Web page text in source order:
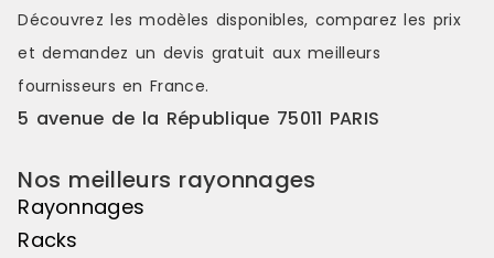
Découvrez les modèles disponibles, comparez les prix
et demandez un devis gratuit aux meilleurs
fournisseurs en France.
5 avenue de la République 75011 PARIS
Nos meilleurs rayonnages
Rayonnages
Racks